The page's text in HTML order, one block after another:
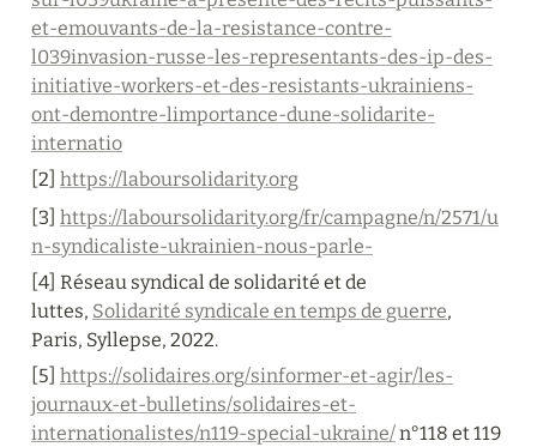
et-emouvants-de-la-resistance-contre-
l039invasion-russe-les-representants-des-ip-des-
initiative-workers-et-des-resistants-ukrainiens-
ont-demontre-limportance-dune-solidarite-
internatio
[2] https://laboursolidarity.org
[3] https://laboursolidarity.org/fr/campagne/n/2571/u
n-syndicaliste-ukrainien-nous-parle-
[4] Réseau syndical de solidarité et de
luttes, Solidarité syndicale en temps de guerre,
Paris, Syllepse, 2022.
[5] https://solidaires.org/sinformer-et-agir/les-
journaux-et-bulletins/solidaires-et-
internationalistes/n119-special-ukraine/ n°118 et 119